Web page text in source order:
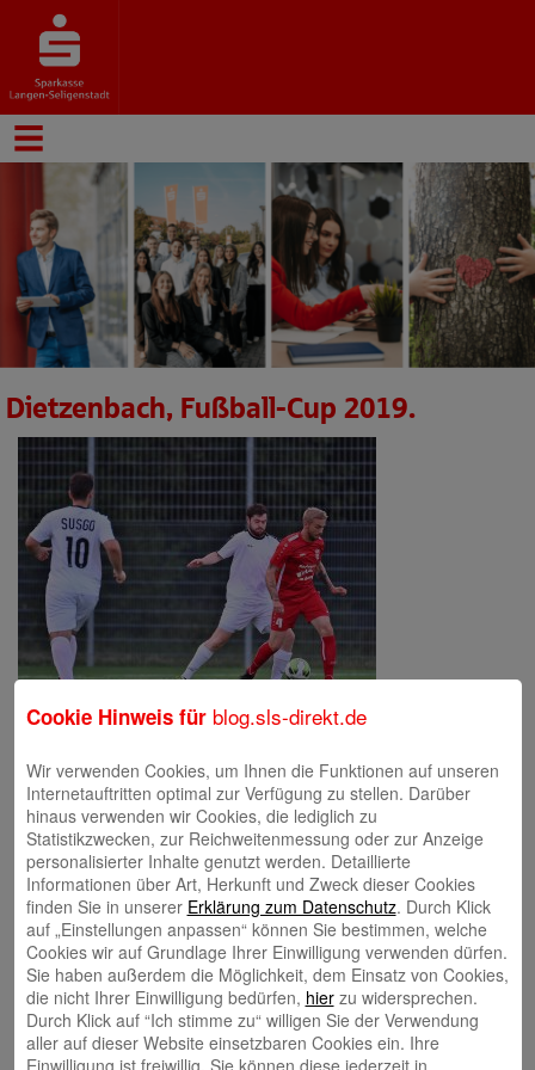
Dietzenbach, Fußball-Cup 2019.
Schreibe einen Kommentar
Deine E-Mail-Adresse wird nicht veröffentlicht. Erforderliche Felder
sind mit*markiert
Name*
Cookie Hinweis für blog.sls-direkt.de
Wir verwenden Cookies, um Ihnen die Funktionen auf unseren
Internetauftritten optimal zur Verfügung zu stellen. Darüber
hinaus verwenden wir Cookies, die lediglich zu
Statistikzwecken, zur Reichweitenmessung oder zur Anzeige
personalisierter Inhalte genutzt werden. Detaillierte
Informationen über Art, Herkunft und Zweck dieser Cookies
finden Sie in unserer Erklärung zum Datenschutz. Durch Klick
auf „Einstellungen anpassen“ können Sie bestimmen, welche
Cookies wir auf Grundlage Ihrer Einwilligung verwenden dürfen.
Sie haben außerdem die Möglichkeit, dem Einsatz von Cookies,
die nicht Ihrer Einwilligung bedürfen, hierzu widersprechen.
Durch Klick auf “Ich stimme zu“ willigen Sie der Verwendung
aller auf dieser Website einsetzbaren Cookies ein. Ihre
Einwilligung ist freiwillig. Sie können diese jederzeit in